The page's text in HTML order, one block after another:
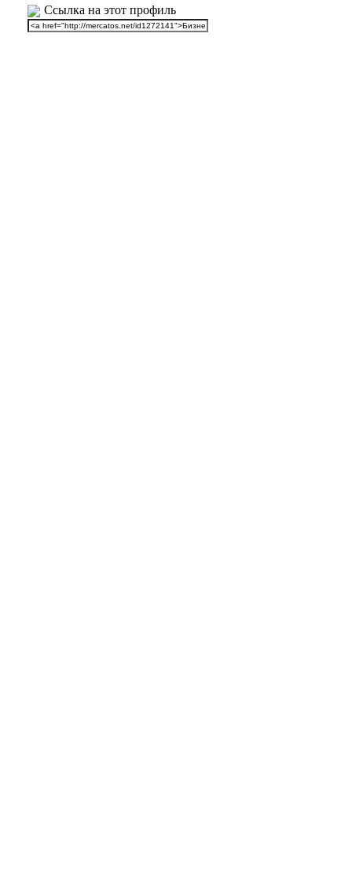
Ссылка на этот профиль